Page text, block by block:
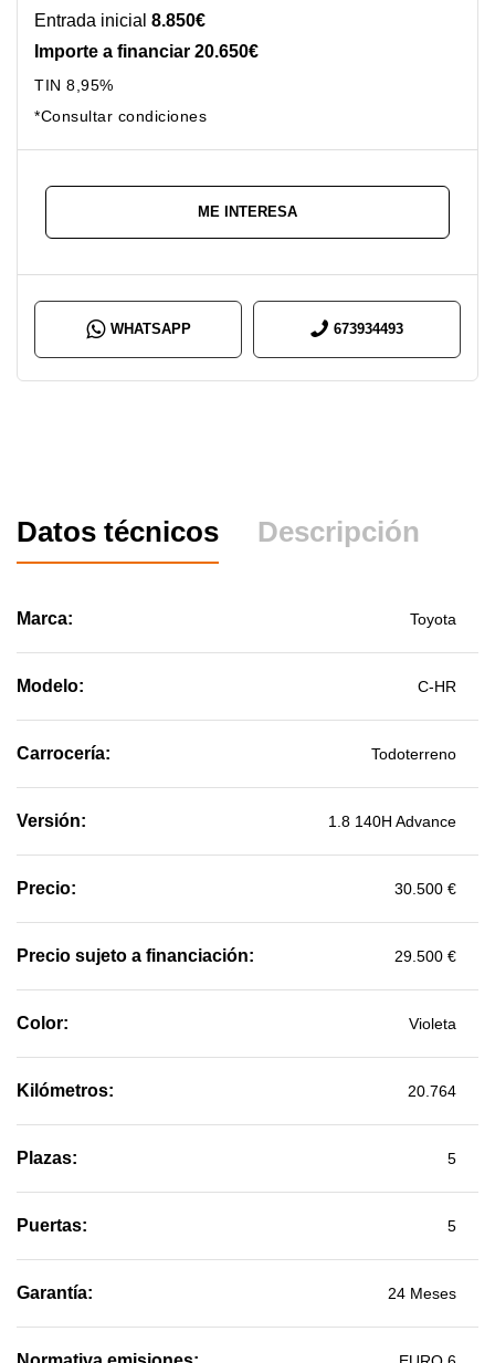
Entrada inicial 8.850€
Importe a financiar 20.650€
TIN 8,95%
*Consultar condiciones
ME INTERESA
WHATSAPP 673934493
Datos técnicos Descripción
Marca: Toyota
Modelo: C-HR
Carrocería: Todoterreno
Versión: 1.8 140H Advance
Precio: 30.500 €
Precio sujeto a financiación: 29.500 €
Color: Violeta
Kilómetros: 20.764
Plazas: 5
Puertas: 5
Garantía: 24 Meses